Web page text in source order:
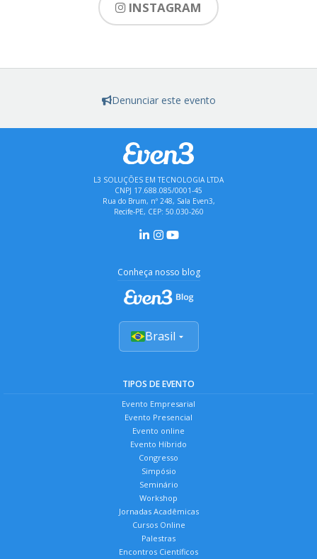
INSTAGRAM
Denunciar este evento
L3 SOLUÇÕES EM TECNOLOGIA LTDA
CNPJ 17.688.085/0001-45
Rua do Brum, nº 248, Sala Even3,
Recife-PE, CEP: 50.030-260
Conheça nosso blog
Brasil
TIPOS DE EVENTO
Evento Empresarial
Evento Presencial
Evento online
Evento Híbrido
Congresso
Simpósio
Seminário
Workshop
Jornadas Acadêmicas
Cursos Online
Palestras
Encontros Científicos